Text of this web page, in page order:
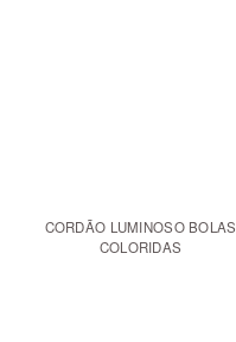
CORDÃO LUMINOSO BOLAS
COLORIDAS